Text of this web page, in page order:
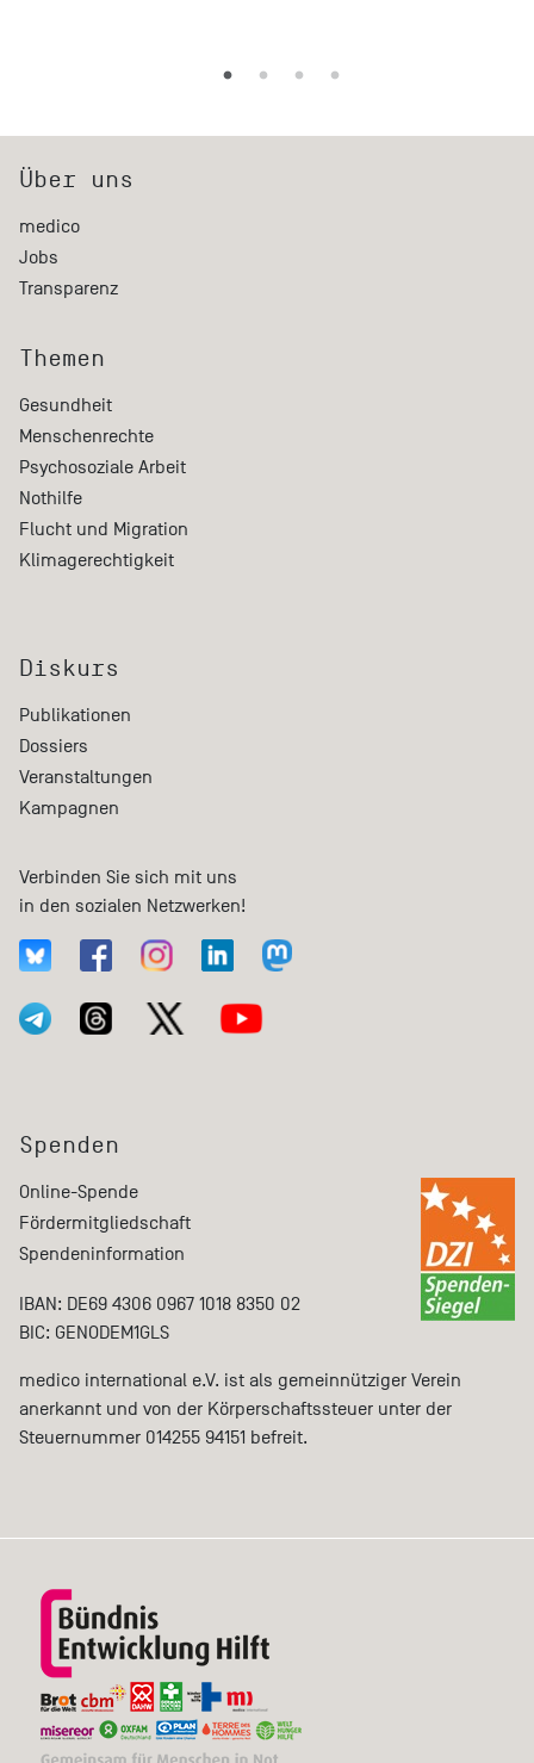
Über uns
medico
Jobs
Transparenz
Themen
Gesundheit
Menschenrechte
Psychosoziale Arbeit
Nothilfe
Flucht und Migration
Klimagerechtigkeit
Diskurs
Publikationen
Dossiers
Veranstaltungen
Kampagnen
Verbinden Sie sich mit uns
in den sozialen Netzwerken!
Spenden
Online-Spende
Fördermitgliedschaft
Spendeninformation
IBAN: DE69 4306 0967 1018 8350 02
BIC: GENODEM1GLS
medico international e.V. ist als gemeinnütziger Verein
anerkannt und von der Körperschaftssteuer unter der
Steuernummer 014255 94151 befreit.